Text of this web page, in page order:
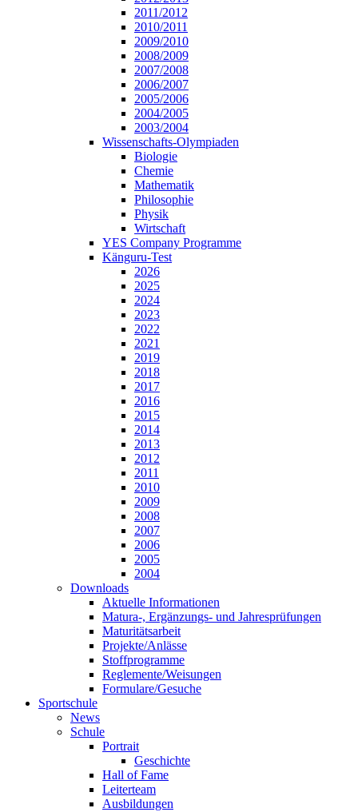
2011/2012
2010/2011
2009/2010
2008/2009
2007/2008
2006/2007
2005/2006
2004/2005
2003/2004
Wissenschafts-Olympiaden
Biologie
Chemie
Mathematik
Philosophie
Physik
Wirtschaft
YES Company Programme
Känguru-Test
2026
2025
2024
2023
2022
2021
2019
2018
2017
2016
2015
2014
2013
2012
2011
2010
2009
2008
2007
2006
2005
2004
Downloads
Aktuelle Informationen
Matura-, Ergänzungs- und Jahresprüfungen
Maturitätsarbeit
Projekte/Anlässe
Stoffprogramme
Reglemente/Weisungen
Formulare/Gesuche
Sportschule
News
Schule
Portrait
Geschichte
Hall of Fame
Leiterteam
Ausbildungen